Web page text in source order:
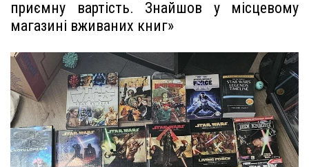
приємну вартість. Знайшов у місцевому
магазині вживаних книг»